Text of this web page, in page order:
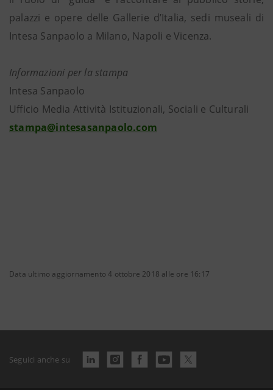
palazzi e opere delle Gallerie d’Italia, sedi museali di
Intesa Sanpaolo a Milano, Napoli e Vicenza.
Informazioni per la stampa
Intesa Sanpaolo
Ufficio Media Attività Istituzionali, Sociali e Culturali
stampa@intesasanpaolo.com
Data ultimo aggiornamento 4 ottobre 2018 alle ore 16:17
Seguici anche su